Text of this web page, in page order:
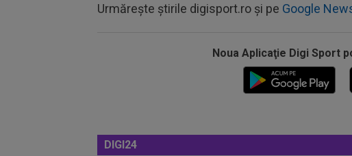
Urmărește știrile digisport.ro și pe Google
Noua Aplicaţie Digi Sport
DIGI24